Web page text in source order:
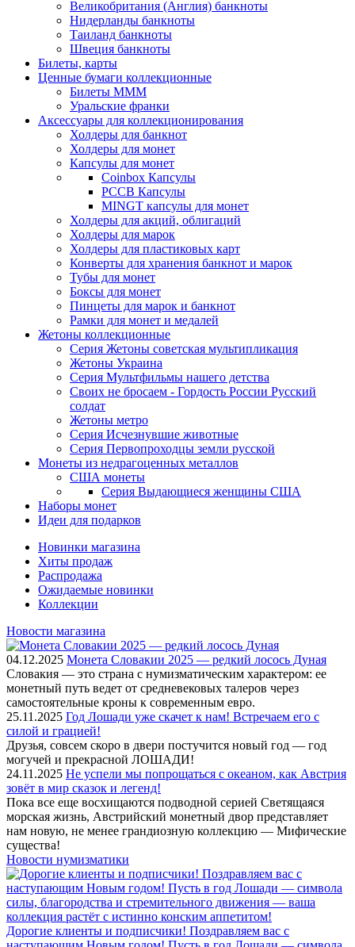
Великобритания (Англия) банкноты
Нидерланды банкноты
Таиланд банкноты
Швеция банкноты
Билеты, карты
Ценные бумаги коллекционные
Билеты МММ
Уральские франки
Аксессуары для коллекционирования
Холдеры для банкнот
Холдеры для монет
Капсулы для монет
Coinbox Капсулы
РССВ Капсулы
MINGT капсулы для монет
Холдеры для акций, облигаций
Холдеры для марок
Холдеры для пластиковых карт
Конверты для хранения банкнот и марок
Тубы для монет
Боксы для монет
Пинцеты для марок и банкнот
Рамки для монет и медалей
Жетоны коллекционные
Серия Жетоны советская мультипликация
Жетоны Украина
Серия Мультфильмы нашего детства
Своих не бросаем - Гордость России Русский
солдат
Жетоны метро
Серия Исчезнувшие животные
Серия Первопроходцы земли русской
Монеты из недрагоценных металлов
США монеты
Серия Выдающиеся женщины США
Наборы монет
Идеи для подарков
Новинки магазина
Хиты продаж
Распродажа
Ожидаемые новинки
Коллекции
Новости магазина
04.12.2025 Монета Словакии 2025 — редкий лосось Дуная
Словакия — это страна с нумизматическим характером: ее
монетный путь ведет от средневековых талеров через
самостоятельные кроны к современным евро.
25.11.2025 Год Лошади уже скачет к нам! Встречаем его с
силой и грацией!
Друзья, совсем скоро в двери постучится новый год — год
могучей и прекрасной ЛОШАДИ!
24.11.2025 Не успели мы попрощаться с океаном, как Австрия
зовёт в мир сказок и легенд!
Пока все еще восхищаются подводной серией Светящаяся
морская жизнь, Австрийский монетный двор представляет
нам новую, не менее грандиозную коллекцию — Мифические
существа!
Новости нумизматики
Дорогие клиенты и подписчики! Поздравляем вас с